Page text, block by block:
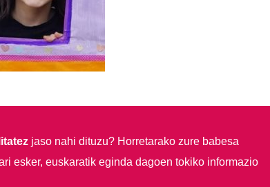
jaso nahi dituzu? Horretarako zure babesa
esker, euskaratik eginda dagoen tokiko informazio